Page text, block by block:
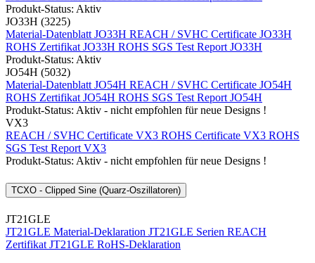
Produkt-Status: Aktiv
JO33H (3225)
Material-Datenblatt JO33H REACH / SVHC Certificate JO33H
ROHS Zertifikat JO33H ROHS SGS Test Report JO33H
Produkt-Status: Aktiv
JO54H (5032)
Material-Datenblatt JO54H REACH / SVHC Certificate JO54H
ROHS Zertifikat JO54H ROHS SGS Test Report JO54H
Produkt-Status: Aktiv - nicht empfohlen für neue Designs !
VX3
REACH / SVHC Certificate VX3 ROHS Certificate VX3 ROHS
SGS Test Report VX3
Produkt-Status: Aktiv - nicht empfohlen für neue Designs !
TCXO - Clipped Sine (Quarz-Oszillatoren)
JT21GLE
JT21GLE Material-Deklaration JT21GLE Serien REACH
Zertifikat JT21GLE RoHS-Deklaration